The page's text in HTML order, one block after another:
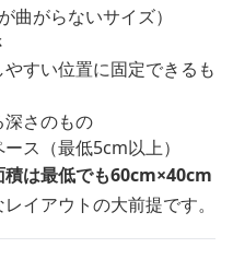
曲がらないサイズ）
やすい位置に固定できるも
深さのもの
ス（最低5cm以上）
積は最低でも60cm×40cm
イアウトの大前提です。